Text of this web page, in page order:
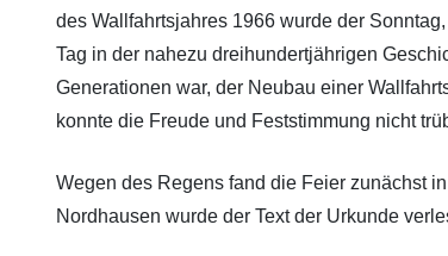
des Wallfahrtsjahres 1966 wurde der
Tag in der nahezu dreihundertjährigen
Generationen war, der Neubau einer
konnte die Freude und Feststimmung nicht
Wegen des Regens fand die Feier zunächst
Nordhausen wurde der Text der Urkunde